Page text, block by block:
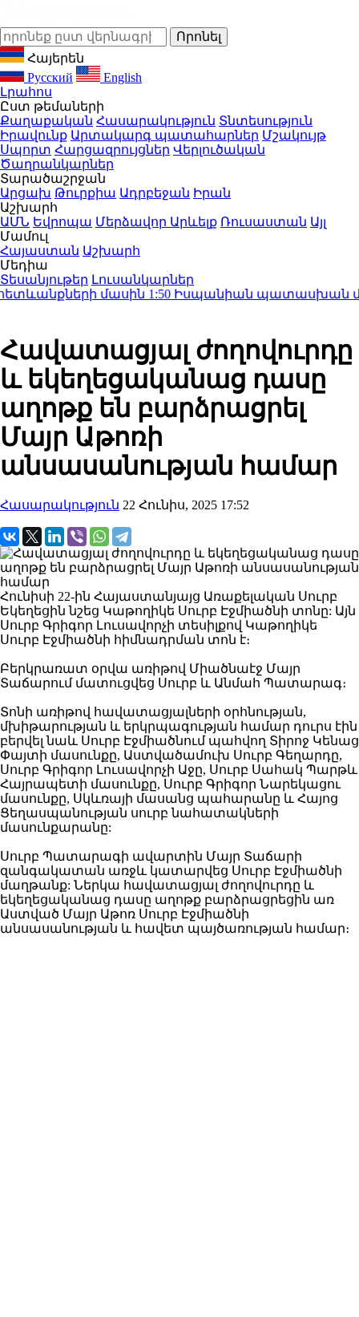
Հայերեն
Русский
English
Լրահոս
Ըստ թեմաների
Քաղաքական Հասարակություն Տնտեսություն
Իրավունք Արտակարգ պատահարներ Մշակույթ
Սպորտ Հարցազրույցներ Վերլուծական
Ծաղրանկարներ
Տարածաշրջան
Արցախ Թուրքիա Ադրբեջան Իրան
Աշխարհ
ԱՄՆ Եվրոպա Մերձավոր Արևելք Ռուսաստան Այլ
Մամուլ
Հայաստան Աշխարհ
Մեդիա
Տեսանյութեր Լուսանկարներ
մասին1:50Իսպանիան պատասխան
Հավատացյալ ժողովուրդը
և եկեղեցականաց դասը
աղոթք են բարձրացրել
Մայր Աթոռի
անսասանության համար
Հասարակություն 22 Հունիս, 2025 17:52
Հունիսի 22-ին Հայաստանյայց Առաքելական Սուրբ
Եկեղեցին նշեց Կաթողիկե Սուրբ Էջմիածնի տոնը: Այն
Սուրբ Գրիգոր Լուսավորչի տեսիլքով Կաթողիկե
Սուրբ Էջմիածնի հիմնադրման տոն է։
Բերկրառատ օրվա առիթով Միածնաէջ Մայր
Տաճարում մատուցվեց Սուրբ և Անմահ Պատարագ։
Տոնի առիթով հավատացյալների օրհնության,
մխիթարության և երկրպագության համար դուրս էին
բերվել նաև Սուրբ Էջմիածնում պահվող Տիրոջ Կենաց
Փայտի մասունքը, Աստվածամուխ Սուրբ Գեղարդը,
Սուրբ Գրիգոր Լուսավորչի Աջը, Սուրբ Սահակ Պարթև
Հայրապետի մասունքը, Սուրբ Գրիգոր Նարեկացու
մասունքը, Սկևռայի մասանց պահարանը և Հայոց
Ցեղասպանության սուրբ նահատակների
մասունքարանը:
Սուրբ Պատարագի ավարտին Մայր Տաճարի
զանգակատան առջև կատարվեց Սուրբ Էջմիածնի
մաղթանք: Ներկա հավատացյալ ժողովուրդը և
եկեղեցականաց դասը աղոթք բարձրացրեցին առ
Աստված Մայր Աթոռ Սուրբ Էջմիածնի
անսասանության և հավետ պայծառության համար։